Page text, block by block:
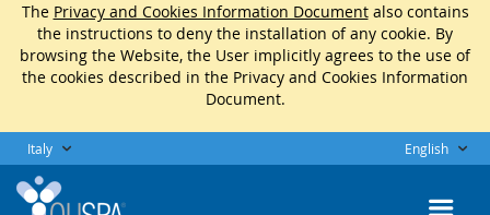
The Privacy and Cookies Information Documentalso contains
the instructions to deny the installation of any cookie. By
browsing the Website, the User implicitly agrees to the use of
the cookies described in the Privacy and Cookies Information
Document.
Italy English